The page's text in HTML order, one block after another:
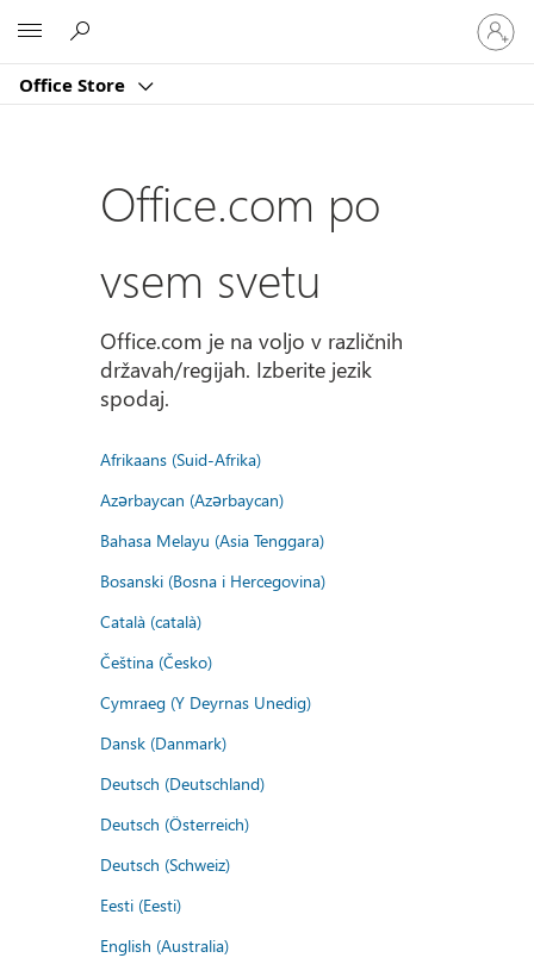
Office Store
Vpišite
se
v
račun
Office.com po
vsem svetu
Office.com je na voljo v različnih
državah/regijah. Izberite jezik
spodaj.
Afrikaans (Suid-Afrika)
Azərbaycan (Azərbaycan)
Bahasa Melayu (Asia Tenggara)
Bosanski (Bosna i Hercegovina)
Català (català)
Čeština (Česko)
Cymraeg (Y Deyrnas Unedig)
Dansk (Danmark)
Deutsch (Deutschland)
Deutsch (Österreich)
Deutsch (Schweiz)
Eesti (Eesti)
English (Australia)